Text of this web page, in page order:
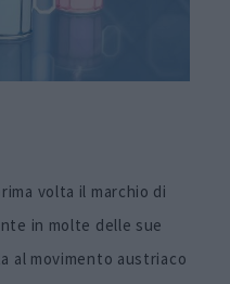
volta il marchio di
in molte delle sue
al movimento austriaco